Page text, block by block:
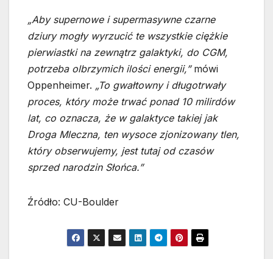
„Aby supernowe i supermasywne czarne
dziury mogły wyrzucić te wszystkie ciężkie
pierwiastki na zewnątrz galaktyki, do CGM,
potrzeba olbrzymich ilości energii,”mówi
Oppenheimer. „To gwałtowny i długotrwały
proces, który może trwać ponad 10 milirdów
lat, co oznacza, że w galaktyce takiej jak
Droga Mleczna, ten wysoce zjonizowany tlen,
który obserwujemy, jest tutaj od czasów
sprzed narodzin Słońca.”
Źródło: CU-Boulder